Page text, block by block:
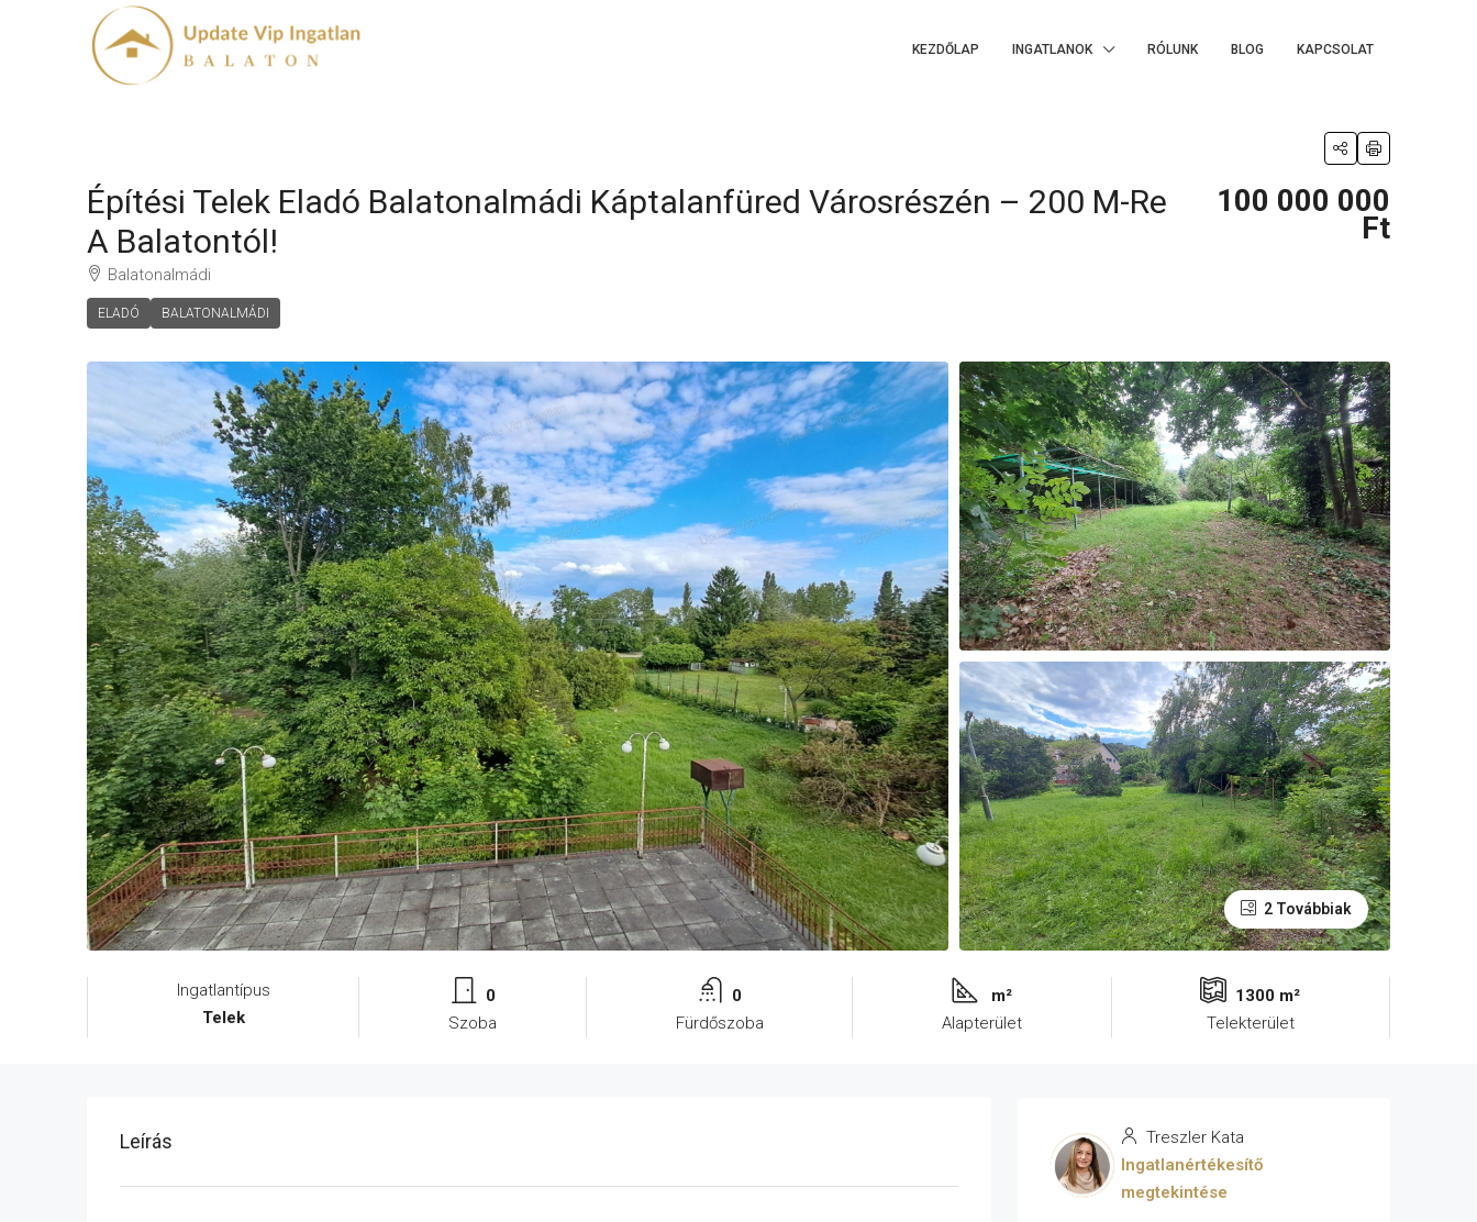
KEZDŐLAP INGATLANOK RÓLUNK BLOG KAPCSOLAT
Építési Telek Eladó Balatonalmádi Káptalanfüred Városrészén – 200 M-Re
A Balatontól!
Balatonalmádi
ELADÓ BALATONALMÁDI
100 000 000
Ft
2 Továbbiak
Ingatlantípus
Telek
0
Szoba
0
Fürdőszoba
m²
Alapterület
1300 m²
Telekterület
Leírás
Treszler Kata
Ingatlanértékesítő
megtekintése